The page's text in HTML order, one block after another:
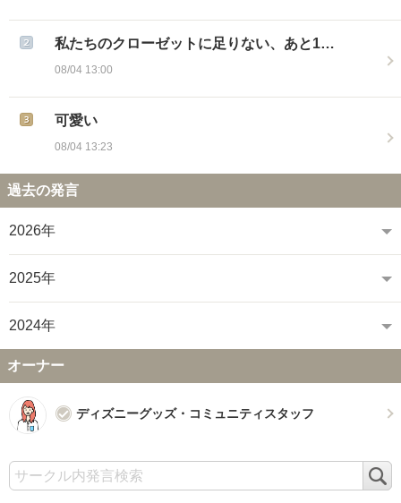
私たちのクローゼットに足りない、あと1…
08/04 13:00
可愛い
08/04 13:23
過去の発言
2026年
2025年
2024年
オーナー
ディズニーグッズ・コミュニティスタッフ